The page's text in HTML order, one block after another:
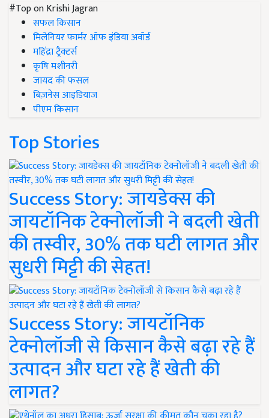
#Top on Krishi Jagran
सफल किसान
मिलेनियर फार्मर ऑफ इंडिया अवॉर्ड
महिंद्रा ट्रैक्टर्स
कृषि मशीनरी
जायद की फसल
बिज़नेस आइडियाज
पीएम किसान
Top Stories
Success Story: जायडेक्स की
जायटॉनिक टेक्नोलॉजी ने बदली खेती
की तस्वीर, 30% तक घटी लागत और
सुधरी मिट्टी की सेहत!
Success Story: जायटॉनिक
टेक्नोलॉजी से किसान कैसे बढ़ा रहे हैं
उत्पादन और घटा रहे हैं खेती की
लागत?